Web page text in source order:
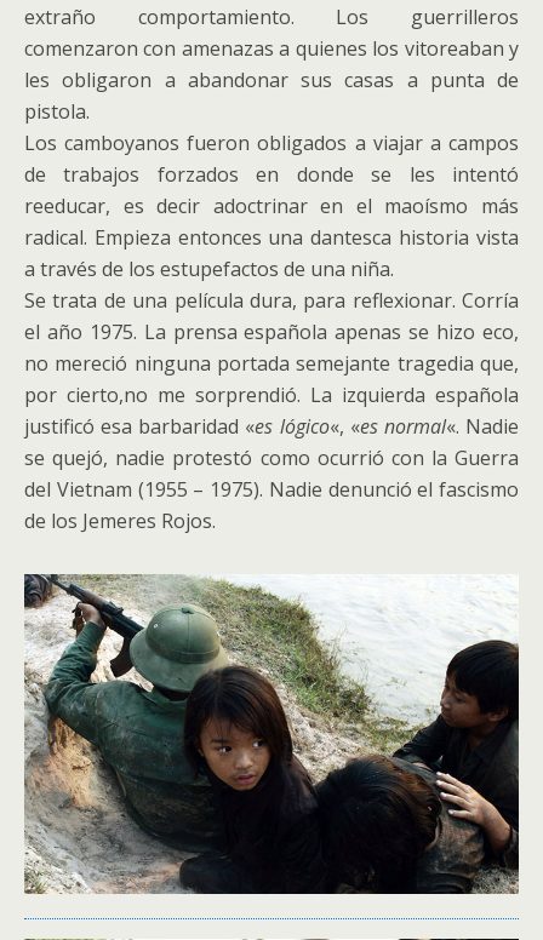
extraño comportamiento. Los guerrilleros
comenzaron con amenazas a quienes los vitoreaban y
les obligaron a abandonar sus casas a punta de
pistola.
Los camboyanos fueron obligados a viajar a campos
de trabajos forzados en donde se les intentó
reeducar, es decir adoctrinar en el maoísmo más
radical. Empieza entonces una dantesca historia vista
a través de los estupefactos de una niña.
Se trata de una película dura, para reflexionar. Corría
el año 1975. La prensa española apenas se hizo eco,
no mereció ninguna portada semejante tragedia que,
por cierto,no me sorprendió. La izquierda española
justificó esa barbaridad «es lógico«, «es normal«. Nadie
se quejó, nadie protestó como ocurrió con la Guerra
del Vietnam (1955 – 1975). Nadie denunció el fascismo
de los Jemeres Rojos.